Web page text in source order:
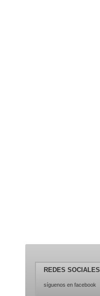
REDES SOCIALES
síguenos en facebook